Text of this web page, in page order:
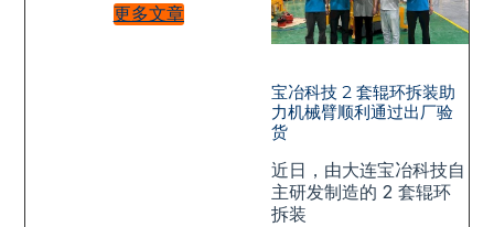
更多文章
宝冶科技 2 套辊环拆装助
力机械臂顺利通过出厂验
货
近日，由大连宝冶科技自
主研发制造的 2 套辊环
拆装